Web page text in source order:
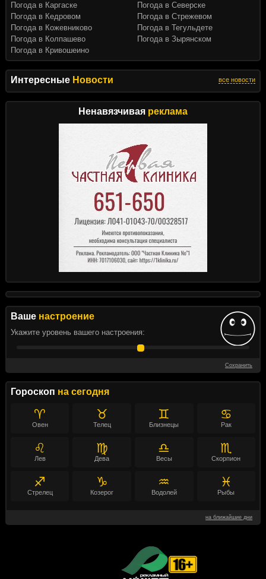
Интересные Новости все новости
Ненавязчивая реклама
Ваше настроение
Укажите уровень вашего настроения:
Сохранить
Гороскоп на сегодня
♈
Овен
♉
Телец
♊
Близнецы
♋
Рак
♌
Лев
♍
Дева
♎
Весы
♏
Скорпион
♐
Стрелец
♑
Козерог
♒
Водолей
♓
Рыбы
на ближайшие дни
Погода в Каргаске
Погода в Кедровом
Погода в Кожевниково
Погода в Колпашево
Погода в Кривошеино
Погода в Северске
Погода в Стрежевом
Погода в Тегульдете
Погода в Зырянском